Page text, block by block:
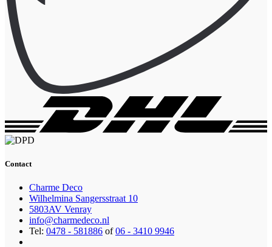
Contact
Charme Deco
Wilhelmina Sangersstraat 10
5803AV Venray
info@charmedeco.nl
Tel: 0478 - 581886 of06 - 3410 9946